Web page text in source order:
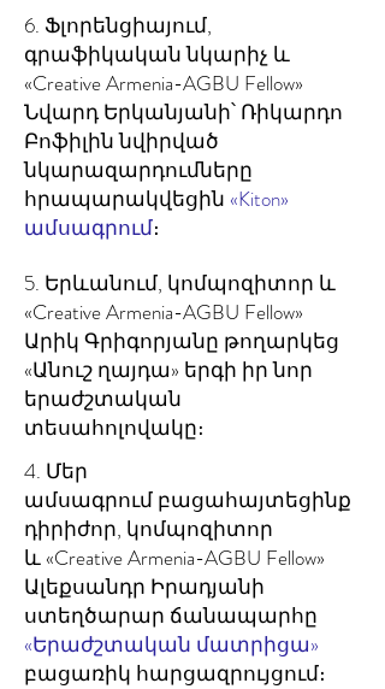
6. Ֆլորենցիայում,
գրաֆիկական նկարիչ և
«Creative Armenia-AGBU Fellow»
Նվարդ Երկանյանի՝ Ռիկարդո
Բոֆիլին նվիրված
նկարազարդումները
հրապարակվեցին «Kiton»
ամսագրում։
5. Երևանում, կոմպոզիտոր և
«Creative Armenia-AGBU Fellow»
Արիկ Գրիգորյանը թողարկեց
«Անուշ ղայդա» երգի իր նոր
երաժշտական
տեսահոլովակը։
4. Մեր
ամսագրում բացահայտեցինք
դիրիժոր, կոմպոզիտոր
և «Creative Armenia-AGBU Fellow»
Ալեքսանդր Իրադյանի
ստեղծարար ճանապարհը
«Երաժշտական մատրիցա»
բացառիկ հարցազրույցում։